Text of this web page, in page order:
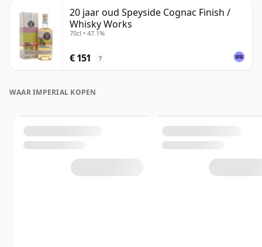
20 jaar oud Speyside Cognac Finish /
Whisky Works
70cl • 47.1%
€ 151 ?
WAAR IMPERIAL KOPEN